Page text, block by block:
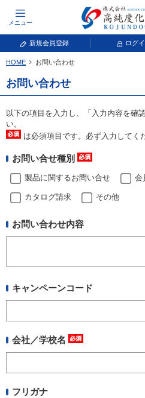
メニュー
新規会員登録 ログ
元素周期表をタップすると、拡大表示されま
青色が取り扱い対象元素です。
常温常圧で気体であり、弊社では取り扱
キーワード
フリーワードで検索
カタログコードで検索
化学式で検索
HOME お問い合わせ
お問い合わせ
以下の項目を入力し、「入力内容を確
い。
は必須項目です。必ず入力してく
お問い合せ種別
製品に関するお問い合せ 会
カタログ請求 その他
お問い合わせ内容
キャンペーンコード
会社／学校名
フリガナ